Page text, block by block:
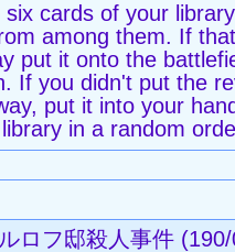
cards of your
among them. If
put it onto the
If you didn't put the
put it into your
in a random
ロフ邸殺人事件